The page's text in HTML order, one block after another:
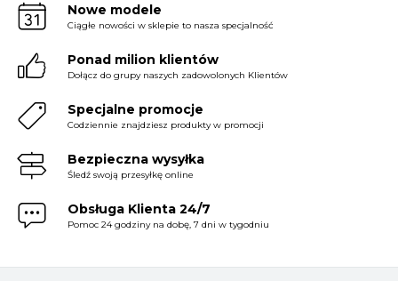
Nowe modele
Ciągłe nowości w sklepie to nasza specjalność
Ponad milion klientów
Dołącz do grupy naszych zadowolonych Klientów
Specjalne promocje
Codziennie znajdziesz produkty w promocji
Bezpieczna wysyłka
Śledź swoją przesyłkę online
Obsługa Klienta 24/7
Pomoc 24 godziny na dobę, 7 dni w tygodniu